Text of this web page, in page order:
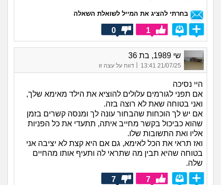
בחרתי להציג את המייל לשואלת השאלה
1
0
שי 1989, בת 36
21/07/25 13:41
| דווח על עצה זו
היי נסיכה
אם תפני לגורמים עלולים להוציא את הילד מאימא שלך,
ואני בטוחה שאת לא רוצה בזה.
אם יש לך הוכחות שהבחור עונה לך ומנסה קשרים בזמן
שהוא כביכול בקשר מחייב איתה, תתעדי את כל הפניות
אליו ואת התשובות שלו.
ואז תראי את הכל לאימא, גם אם היא קצת לא יציבה אני
בטוחה שהיא תבין מה שתראי לה ותעיף אותו מהחיים
שלה.
7
7